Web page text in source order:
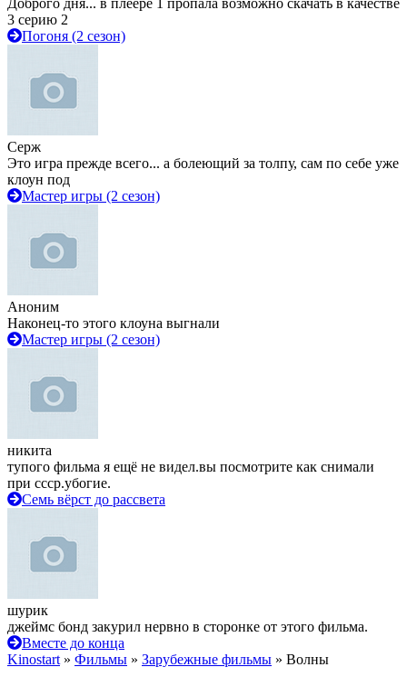
Доброго дня... в плеере 1 пропала возможно скачать в качестве
3 серию 2
Погоня (2 сезон)
Серж
Это игра прежде всего... а болеющий за толпу, сам по себе уже
клоун под
Мастер игры (2 сезон)
Аноним
Наконец-то этого клоуна выгнали
Мастер игры (2 сезон)
никита
тупого фильма я ещё не видел.вы посмотрите как снимали
при ссср.убогие.
Семь вёрст до рассвета
шурик
джеймс бонд закурил нервно в сторонке от этого фильма.
Вместе до конца
Kinostart » Фильмы » Зарубежные фильмы » Волны